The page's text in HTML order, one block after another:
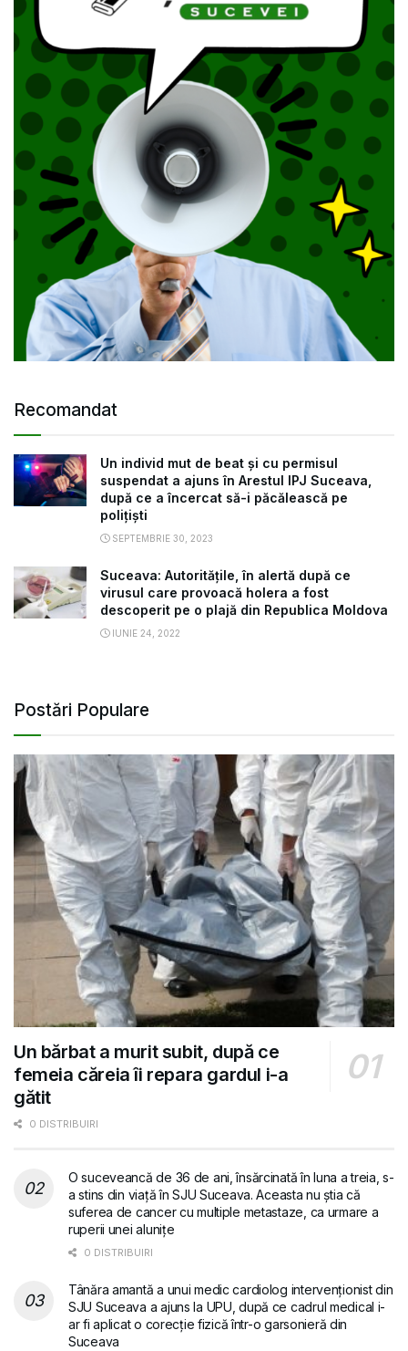
Recomandat
Un individ mut de beat și cu permisul
suspendat a ajuns în Arestul IPJ Suceava,
după ce a încercat să-i păcălească pe
polițiști
SEPTEMBRIE 30, 2023
Suceava: Autoritățile, în alertă după ce
virusul care provoacă holera a fost
descoperit pe o plajă din Republica Moldova
IUNIE 24, 2022
Postări Populare
Un bărbat a murit subit, după ce
femeia căreia îi repara gardul i-a
gătit
0 DISTRIBUIRI
O suceveancă de 36 de ani, însărcinată în luna a treia, s-
a stins din viață în SJU Suceava. Aceasta nu știa că
suferea de cancer cu multiple metastaze, ca urmare a
ruperii unei alunițe
0 DISTRIBUIRI
Tânăra amantă a unui medic cardiolog intervenționist din
SJU Suceava a ajuns la UPU, după ce cadrul medical i-
ar fi aplicat o corecție fizică într-o garsonieră din
Suceava